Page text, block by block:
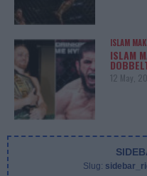
ISLAM
ISLAM
12 May,
Slug: